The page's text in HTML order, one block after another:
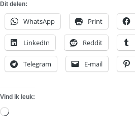
Dit delen:
WhatsApp Print
LinkedIn Reddit
Telegram E-mail
Vind ik leuk:
Aan